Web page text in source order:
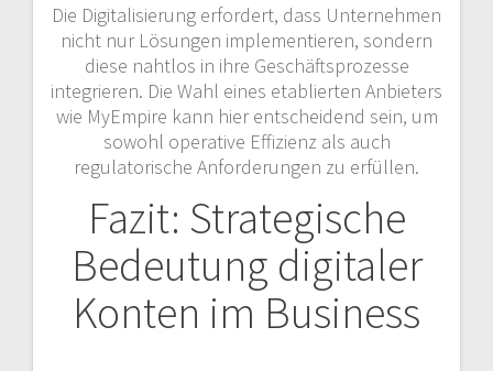
Die Digitalisierung erfordert, dass Unternehmen
nicht nur Lösungen implementieren, sondern
diese nahtlos in ihre Geschäftsprozesse
integrieren. Die Wahl eines etablierten Anbieters
wie MyEmpire kann hier entscheidend sein, um
sowohl operative Effizienz als auch
regulatorische Anforderungen zu erfüllen.
Fazit: Strategische
Bedeutung digitaler
Konten im Business